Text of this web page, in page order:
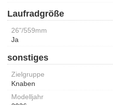
Laufradgröße
26"/559mm
Ja
sonstiges
Zielgruppe
Knaben
Modelljahr